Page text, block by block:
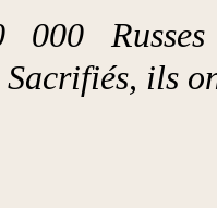
000 Russes
Sacrifiés, ils